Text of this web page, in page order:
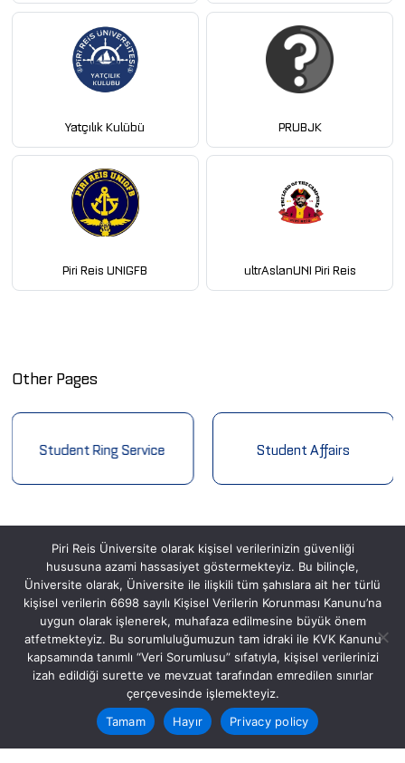
Yatçılık Kulübü PRUBJK
Piri Reis UNIGFB ultrAslanUNI Piri Reis
Other Pages
Student Ring Service Student Affairs
Postane, Eflatun Sk. No:8, 34940 Tuzla/İstanbul
Tel: (0216) 581 00 50
Piri Reis Üniversite olarak kişisel verilerinizin güvenliği
hususuna azami hassasiyet göstermekteyiz. Bu bilinçle,
Üniversite olarak, Üniversite ile ilişkili tüm şahıslara ait her türlü
kişisel verilerin 6698 sayılı Kişisel Verilerin Korunması Kanunu’na
uygun olarak işlenerek, muhafaza edilmesine büyük önem
atfetmekteyiz. Bu sorumluluğumuzun tam idraki ile KVK Kanunu
kapsamında tanımlı “Veri Sorumlusu” sıfatıyla, kişisel verilerinizi
izah edildiği surette ve mevzuat tarafından emredilen sınırlar
çerçevesinde işlemekteyiz.
Tamam
Hayır Privacy policy